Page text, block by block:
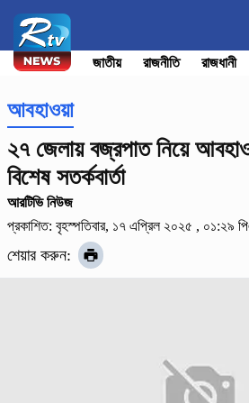
জাতীয় রাজনীতি রাজধানী
আবহাওয়া
২৭ জেলায় বজ্রপাত নিয়ে
বিশেষ সতর্কবার্তা
আরটিভি নিউজ
প্রকাশিত: বৃহস্পতিবার, ১৭ এপ্রিল ২০২৫ , ০১:২৯
শেয়ার করুন: